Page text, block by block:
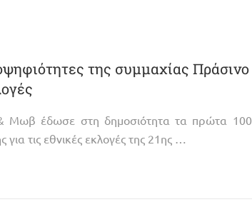
της συμμαχίας Πράσινο
Μωβ έδωσε στη δημοσιότητα τα πρώτα 100
τις εθνικές εκλογές της 21ης …